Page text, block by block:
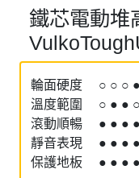
鐵芯電動堆
輪面硬度 ○ ○ ○
溫度範圍 ○ ● ●
滾動順暢 ● ● ●
靜音表現 ● ● ●
保護地板 ● ● ●